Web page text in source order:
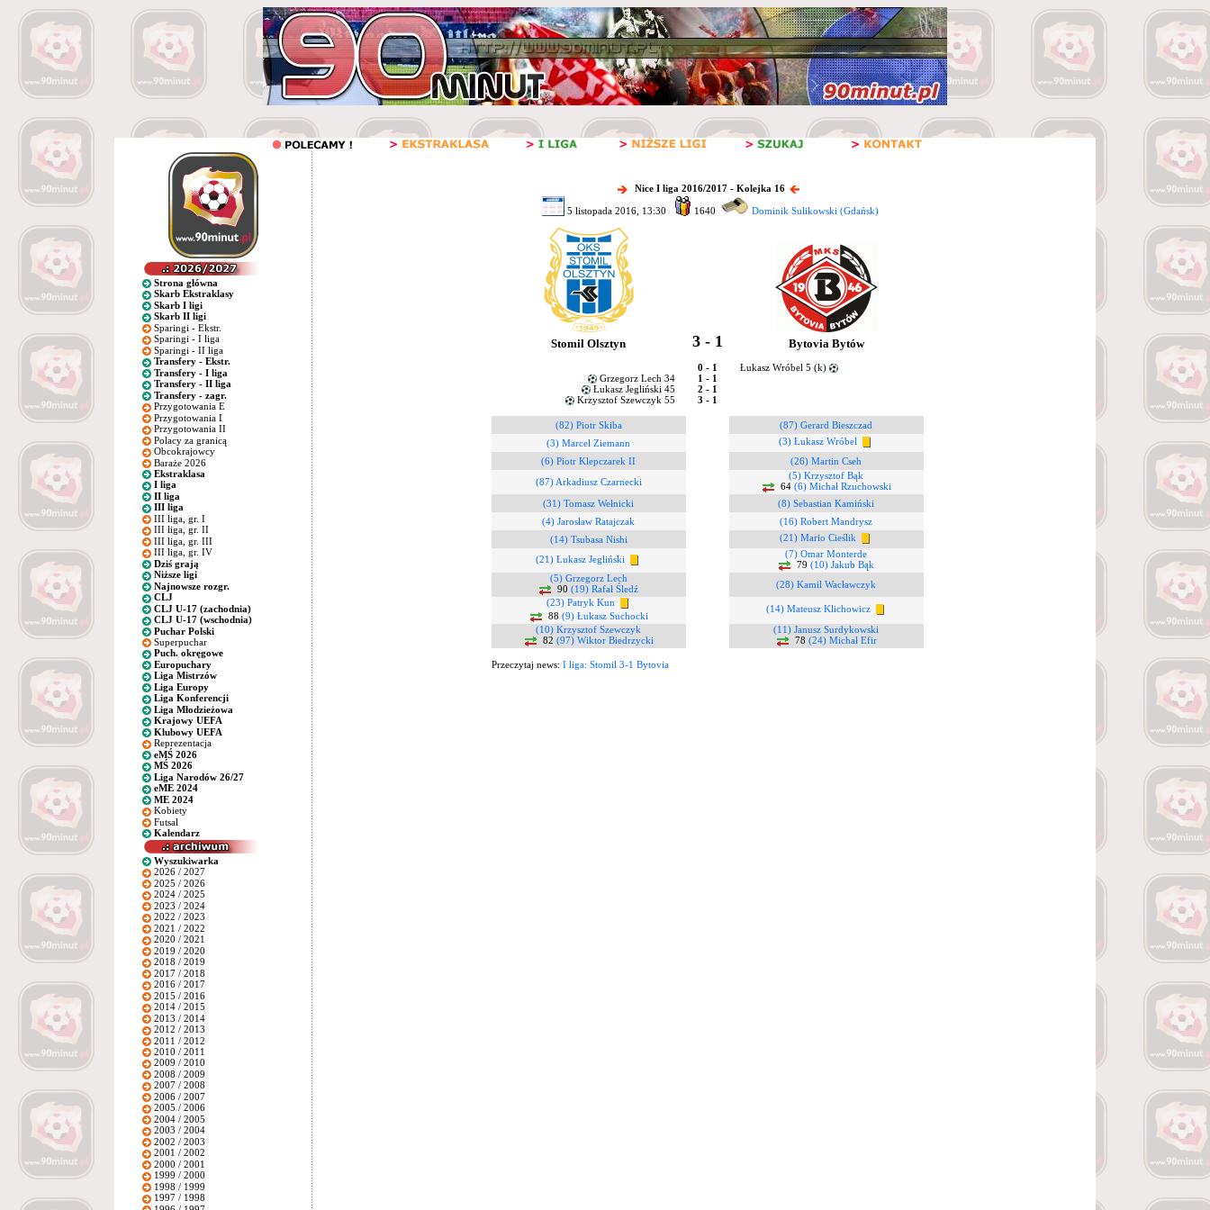
Strona główna
Skarb Ekstraklasy
Skarb I ligi
Skarb II ligi
Sparingi - Ekstr.
Sparingi - I liga
Sparingi - II liga
Transfery - Ekstr.
Transfery - I liga
Transfery - II liga
Transfery - zagr.
Przygotowania E
Przygotowania I
Przygotowania II
Polacy za granicą
Obcokrajowcy
Baraże 2026
Ekstraklasa
I liga
II liga
III liga
III liga, gr. I
III liga, gr. II
III liga, gr. III
III liga, gr. IV
Dziś grają
Niższe ligi
Najnowsze rozgr.
CLJ
CLJ U-17 (zachodnia)
CLJ U-17 (wschodnia)
Puchar Polski
Superpuchar
Puch. okręgowe
Europuchary
Liga Mistrzów
Liga Europy
Liga Konferencji
Liga Młodzieżowa
Krajowy UEFA
Klubowy UEFA
Reprezentacja
eMŚ 2026
MŚ 2026
Liga Narodów 26/27
eME 2024
ME 2024
Kobiety
Futsal
Kalendarz
Wyszukiwarka
2026 / 2027
2025 / 2026
2024 / 2025
2023 / 2024
2022 / 2023
2021 / 2022
2020 / 2021
2019 / 2020
2018 / 2019
2017 / 2018
2016 / 2017
2015 / 2016
2014 / 2015
2013 / 2014
2012 / 2013
2011 / 2012
2010 / 2011
2009 / 2010
2008 / 2009
2007 / 2008
2006 / 2007
2005 / 2006
2004 / 2005
2003 / 2004
2002 / 2003
2001 / 2002
2000 / 2001
1999 / 2000
1998 / 1999
1997 / 1998
Nice I liga 2016/2017 - Kolejka 16
5 listopada 2016, 13:30 1640 Dominik Sulikowski (Gdańsk)
Stomil Olsztyn 3 - 1 Bytovia Bytów
0 - 1
Łukasz Wróbel 5 (k)
Grzegorz Lech 34
1 - 1
Łukasz Jegliński 45
2 - 1
Krzysztof Szewczyk 55
3 - 1
(82) Piotr Skiba
(87) Gerard Bieszczad
(3) Marcel Ziemann
(3) Łukasz Wróbel
(6) Piotr Klepczarek II
(26) Martin Cseh
(87) Arkadiusz Czarnecki
(5) Krzysztof Bąk
64 (6) Michał Rzuchowski
(31) Tomasz Wełnicki
(8) Sebastian Kamiński
(4) Jarosław Ratajczak
(16) Robert Mandrysz
(14) Tsubasa Nishi
(21) Mario Cieślik
(21) Łukasz Jegliński
(7) Omar Monterde
79 (10) Jakub Bąk
(5) Grzegorz Lech
90 (19) Rafał Śledź
(28) Kamil Wacławczyk
(23) Patryk Kun
88 (9) Łukasz Suchocki
(14) Mateusz Klichowicz
(10) Krzysztof Szewczyk
82 (97) Wiktor Biedrzycki
(11) Janusz Surdykowski
78 (24) Michał Efir
Przeczytaj news: I liga: Stomil 3-1 Bytovia